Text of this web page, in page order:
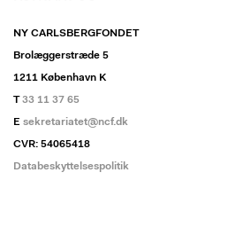
NY CARLSBERGFONDET
Brolæggerstræde 5
1211 København K
T33 11 37 65
E sekretariatet@ncf.dk
CVR: 54065418
Databeskyttelsespolitik